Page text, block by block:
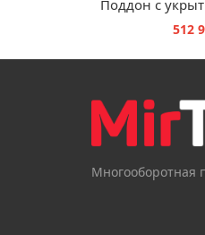
512
Многооборотная